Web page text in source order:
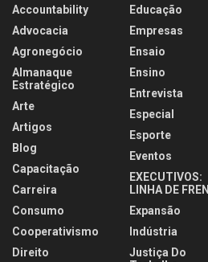
Accountability
Advocacia
Agronegócio
Almanaque
Estratégico
Arte
Artigos
Blog
Capacitação
Carreira
Consumo
Cooperativismo
Direito
Educação
Empresas
Ensaio
Ensino
Entrevista
Especial
Esporte
Eventos
EXECUTIVOS:
LINHA DE
Expansão
Indústria
Justiça Do